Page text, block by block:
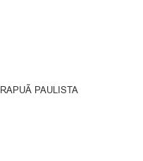
PAULISTA